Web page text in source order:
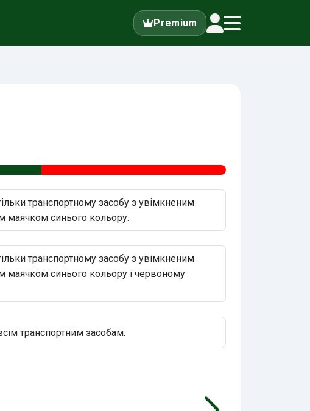
Premium
транспортному засобу з увімкненим
маячком синього кольору.
транспортному засобу з увімкненим
маячком синього кольору і червоному
транспортним засобам.